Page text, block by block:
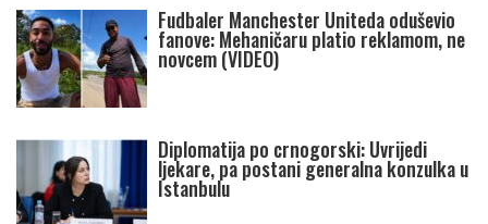
Fudbaler Manchester Uniteda oduševio
fanove: Mehaničaru platio reklamom, ne
novcem (VIDEO)
Diplomatija po crnogorski: Uvrijedi
ljekare, pa postani generalna konzulka u
Istanbulu